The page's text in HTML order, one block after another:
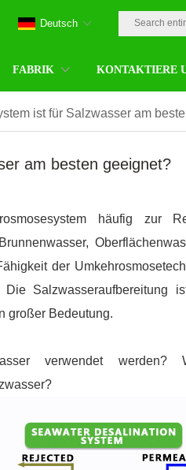
FABRIK KONTAKTIERE
Deutsch
ist für Salzwasser am
am besten geeignet?
häufig zur
der
Salzwasseraufbereitung
großer Bedeutung.
verwendet werden?